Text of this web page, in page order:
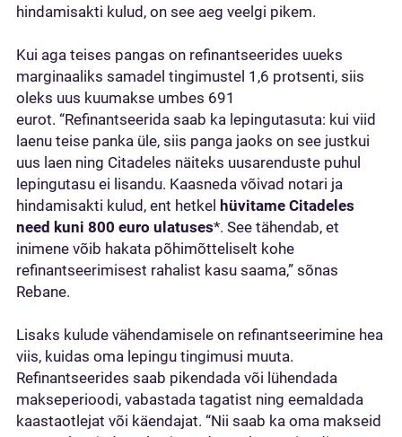
hindamisakti kulud, on see aeg veelgi pikem.
Kui aga teises pangas on refinantseerides uueks
marginaaliks samadel tingimustel 1,6 protsenti, siis
oleks uus kuumakse umbes 691
eurot. “Refinantseerida saab ka lepingutasuta: kui viid
laenu teise panka üle, siis panga jaoks on see justkui
uus laen ning Citadeles näiteks uusarenduste puhul
lepingutasu ei lisandu. Kaasneda võivad notari ja
hindamisakti kulud, ent hetkel hüvitame Citadeles
need kuni 800 euro ulatuses*. See tähendab, et
inimene võib hakata põhimõtteliselt kohe
refinantseerimisest rahalist kasu saama,” sõnas
Rebane.
Lisaks kulude vähendamisele on refinantseerimine hea
viis, kuidas oma lepingu tingimusi muuta.
Refinantseerides saab pikendada või lühendada
makseperioodi, vabastada tagatist ning eemaldada
kaastaotlejat või käendajat. “Nii saab ka oma makseid